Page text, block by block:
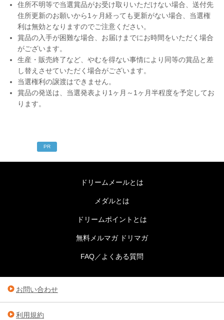
住所不明等で当選賞品がお受け取りいただけない場合、送付先
住所更新のお願いから1ヶ月経っても更新がない場合、当選権
利は無効となりますのでご注意ください。
賞品の入手が困難な場合、お届けまでにお時間をいただく場合
がございます。
生産・販売終了など、やむを得ない事情により同等の賞品と差
し替えさせていただく場合がございます。
当選権利の譲渡はできません。
賞品の発送は、当選発表より1ヶ月～1ヶ月半程度を予定してお
ります。
PR
ドリームメールとは
メダルとは
ドリームポイントとは
無料メルマガ ドリマガ
FAQ／よくある質問
お問い合わせ
利用規約